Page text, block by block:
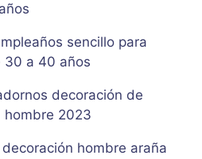
sencillo para
30 a 40 años
decoración de
2023
hombre araña